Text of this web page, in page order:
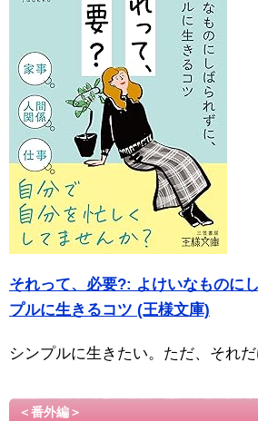
それって、必要?: よけいなものに
プルに生きるコツ (王様文庫)
シンプルに生きたい。ただ、それだ
＜番外編＞